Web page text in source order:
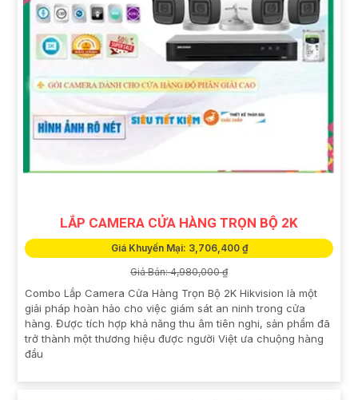
LẮP CAMERA CỬA HÀNG TRỌN BỘ 2K
Giá Khuyến Mại: 3,706,400 ₫
Giá Bán: 4,980,000 ₫
Combo Lắp Camera Cửa Hàng Trọn Bộ 2K Hikvision là một
giải pháp hoàn hảo cho việc giám sát an ninh trong cửa
hàng. Được tích hợp khả năng thu âm tiên nghi, sản phẩm đã
trở thành một thương hiệu được người Việt ưa chuộng hàng
đầu